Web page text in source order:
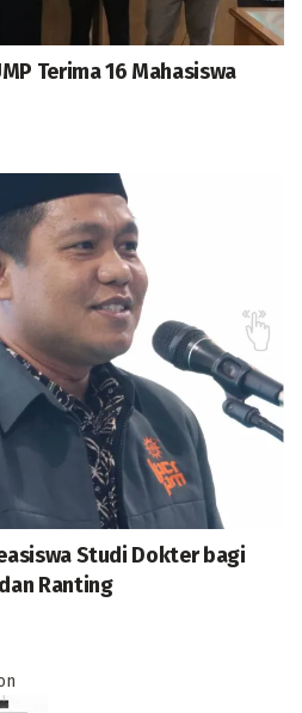
Terima 16 Mahasiswa
Studi Dokter bagi
Ranting